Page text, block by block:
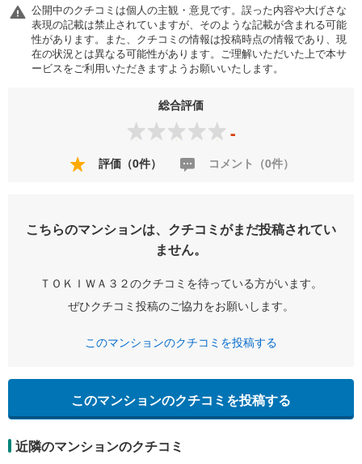
公開中のクチコミは個人の主観・意見です。誤った内容や大げさな
表現の記載は禁止されていますが、そのような記載が含まれる可能
性があります。また、クチコミの情報は投稿時点の情報であり、現
在の状況とは異なる可能性があります。ご理解いただいた上で本サ
ービスをご利用いただきますようお願いいたします。
総合評価
-
評価（0件） コメント（0件）
こちらのマンションは、クチコミがまだ投稿されてい
ません。
ＴＯＫＩＷＡ３２のクチコミを待っている方がいます。
ぜひクチコミ投稿のご協力をお願いします。
このマンションのクチコミを投稿する
このマンションのクチコミを投稿する
近隣のマンションのクチコミ